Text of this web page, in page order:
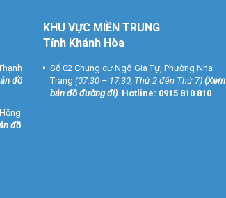
đồ
đồ
KHU VỰC MIỀN TRUNG
Tỉnh Khánh Hòa
Số 02 Chung cư Ngô Gia Tự, Phường Nha
Trang (07:30 – 17:30, Thứ 2 đến Thứ 7) (Xem
bản đồ đường đi). Hotline: 0915 810 810